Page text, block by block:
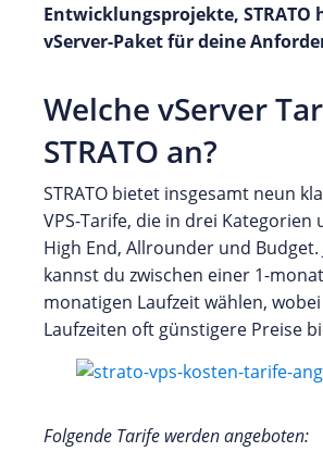
Entwicklungsprojekte, STRATO
vServer-Paket für deine
Welche vServer
STRATO an?
STRATO bietet insgesamt neun
VPS-Tarife, die in drei
High End, Allrounder und Budget.
kannst du zwischen einer 1-
monatigen Laufzeit wählen,
Laufzeiten oft günstigere Preise
Folgende Tarife werden angeboten: